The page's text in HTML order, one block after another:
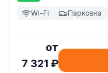
Wi-Fi Парковка
от
7 321 ₽